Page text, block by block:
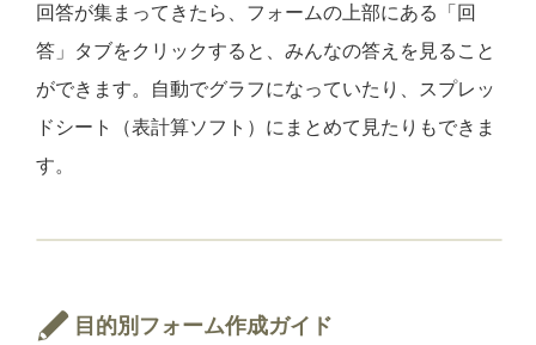
回答が集まってきたら、フォームの上部にある「回
答」タブをクリックすると、みんなの答えを見ること
ができます。自動でグラフになっていたり、スプレッ
ドシート（表計算ソフト）にまとめて見たりもできま
す。
目的別フォーム作成ガイド